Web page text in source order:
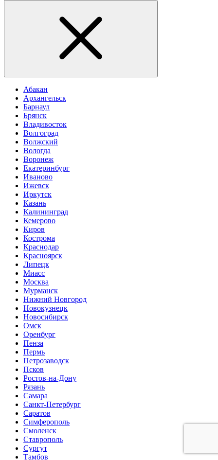
Абакан
Архангельск
Барнаул
Брянск
Владивосток
Волгоград
Волжский
Вологда
Воронеж
Екатеринбург
Иваново
Ижевск
Иркутск
Казань
Калининград
Кемерово
Киров
Кострома
Краснодар
Красноярск
Липецк
Миасс
Москва
Мурманск
Нижний Новгород
Новокузнецк
Новосибирск
Омск
Оренбург
Пенза
Пермь
Петрозаводск
Псков
Ростов-на-Дону
Рязань
Самара
Санкт-Петербург
Саратов
Симферополь
Смоленск
Ставрополь
Сургут
Тамбов